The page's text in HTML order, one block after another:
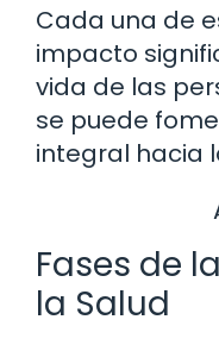
Cada una de
impacto
vida de las
se puede
integral hacia
Fases de
la Salud